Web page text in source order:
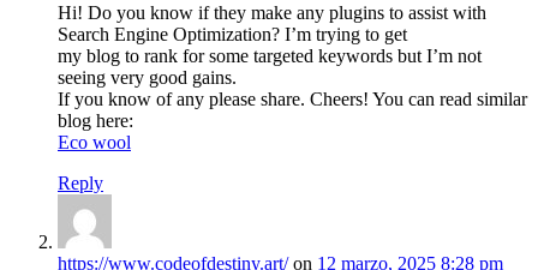
Hi! Do you know if they make any plugins to assist with
Search Engine Optimization? I’m trying to get
my blog to rank for some targeted keywords but I’m not
seeing very good gains.
If you know of any please share. Cheers! You can read similar
blog here:
Eco wool
Reply
https://www.codeofdestiny.art/on 12 marzo, 2025 8:28 pm